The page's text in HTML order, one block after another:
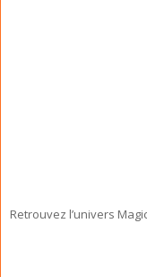
Retrouvez l’univers